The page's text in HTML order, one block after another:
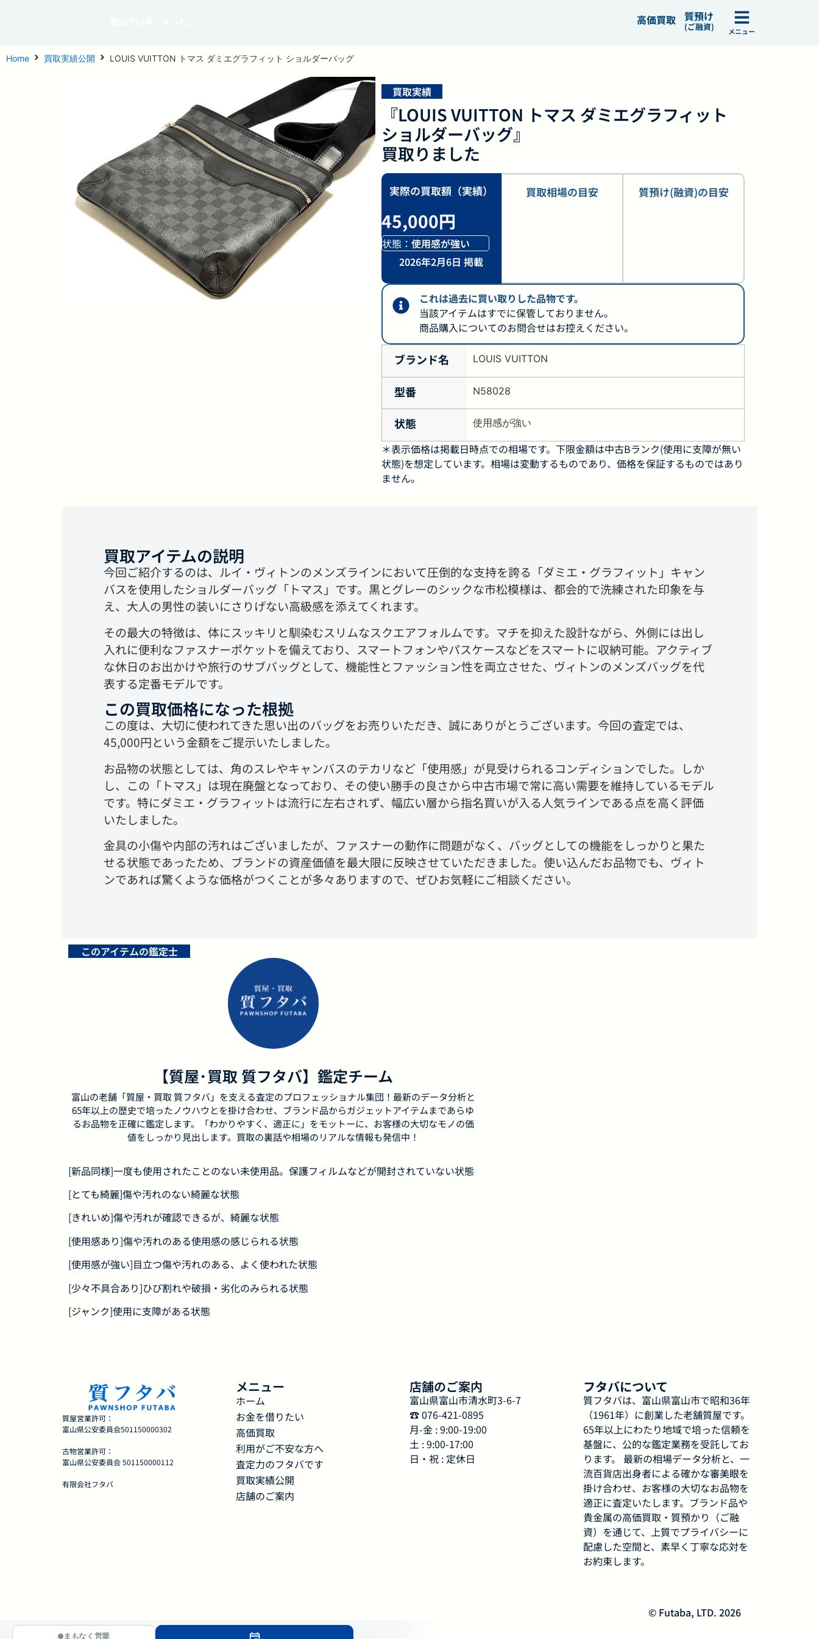
高価買取 質預け
(ご融資) メニュー
Home 買取実績公開 LOUIS VUITTON トマス ダミエグラフィット ショルダーバッグ
買取実績
『LOUIS VUITTON トマス ダミエグラフィット
ショルダーバッグ』
買取りました
実際の買取額（実績）
45,000円
状態： 使用感が強い
2026年2月6日 掲載
買取相場の目安 質預け(融資)の目安
これは過去に買い取りした品物です。
当該アイテムはすでに保管しておりません。
商品購入についてのお問合せはお控えください。
ブランド名 LOUIS VUITTON
型番 N58028
状態 使用感が強い
＊表示価格は掲載日時点での相場です。下限金額は中古Bランク(使用に支障が無い
状態)を想定しています。相場は変動するものであり、価格を保証するものではあり
ません。
買取アイテムの説明
今回ご紹介するのは、ルイ・ヴィトンのメンズラインにおいて圧倒的な支持を誇る「ダミエ・グラフィット」キャン
バスを使用したショルダーバッグ「トマス」です。黒とグレーのシックな市松模様は、都会的で洗練された印象を与
え、大人の男性の装いにさりげない高級感を添えてくれます。
その最大の特徴は、体にスッキリと馴染むスリムなスクエアフォルムです。マチを抑えた設計ながら、外側には出し
入れに便利なファスナーポケットを備えており、スマートフォンやパスケースなどをスマートに収納可能。アクティブ
な休日のお出かけや旅行のサブバッグとして、機能性とファッション性を両立させた、ヴィトンのメンズバッグを代
表する定番モデルです。
この買取価格になった根拠
この度は、大切に使われてきた思い出のバッグをお売りいただき、誠にありがとうございます。今回の査定では、
45,000円という金額をご提示いたしました。
お品物の状態としては、角のスレやキャンバスのテカリなど「使用感」が見受けられるコンディションでした。しか
し、この「トマス」は現在廃盤となっており、その使い勝手の良さから中古市場で常に高い需要を維持しているモデル
です。特にダミエ・グラフィットは流行に左右されず、幅広い層から指名買いが入る人気ラインである点を高く評価
いたしました。
金具の小傷や内部の汚れはございましたが、ファスナーの動作に問題がなく、バッグとしての機能をしっかりと果た
せる状態であったため、ブランドの資産価値を最大限に反映させていただきました。使い込んだお品物でも、ヴィト
ンであれば驚くような価格がつくことが多々ありますので、ぜひお気軽にご相談ください。
このアイテムの鑑定士
【質屋･買取 質フタバ】鑑定チーム
富山の老舗「質屋・買取 質フタバ」を支える査定のプロフェッショナル集団！最新のデータ分析と
65年以上の歴史で培ったノウハウとを掛け合わせ、ブランド品からガジェットアイテムまであらゆ
るお品物を正確に鑑定します。「わかりやすく、適正に」をモットーに、お客様の大切なモノの価
値をしっかり見出します。買取の裏話や相場のリアルな情報も発信中！
[新品同様]一度も使用されたことのない未使用品。保護フィルムなどが開封されていない状態
[とても綺麗]傷や汚れのない綺麗な状態
[きれいめ]傷や汚れが確認できるが、綺麗な状態
[使用感あり]傷や汚れのある使用感の感じられる状態
[使用感が強い]目立つ傷や汚れのある、よく使われた状態
[少々不具合あり]ひび割れや破損・劣化のみられる状態
[ジャンク]使用に支障がある状態
質屋営業許可：
富山県公安委員会501150000302
古物営業許可：
富山県公安委員会 501150000112
有限会社フタバ
メニュー
ホーム
お金を借りたい
高価買取
利用がご不安な方へ
査定力のフタバです
買取実績公開
店舗のご案内
店舗のご案内
富山県富山市清水町3-6-7
☎︎ 076-421-0895
月-金 : 9:00-19:00
土 : 9:00-17:00
日・祝 : 定休日
フタバについて
質フタバは、富山県富山市で昭和36年
（1961年）に創業した老舗質屋です。
65年以上にわたり地域で培った信頼を
基盤に、公的な鑑定業務を受託してお
ります。 最新の相場データ分析と、一
流百貨店出身者による確かな審美眼を
掛け合わせ、お客様の大切なお品物を
適正に査定いたします。ブランド品や
貴金属の高価買取・質預かり（ご融
資）を通じて、上質でプライバシーに
配慮した空間と、素早く丁寧な応対を
お約束します。
© Futaba, LTD. 2026
まもなく営業